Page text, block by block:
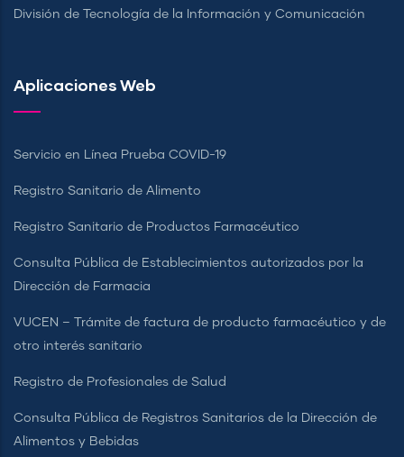
División de Tecnología de la Información y Comunicación
Aplicaciones Web
Servicio en Línea Prueba COVID-19
Registro Sanitario de Alimento
Registro Sanitario de Productos Farmacéutico
Consulta Pública de Establecimientos autorizados por la
Dirección de Farmacia
VUCEN – Trámite de factura de producto farmacéutico y de
otro interés sanitario
Registro de Profesionales de Salud
Consulta Pública de Registros Sanitarios de la Dirección de
Alimentos y Bebidas